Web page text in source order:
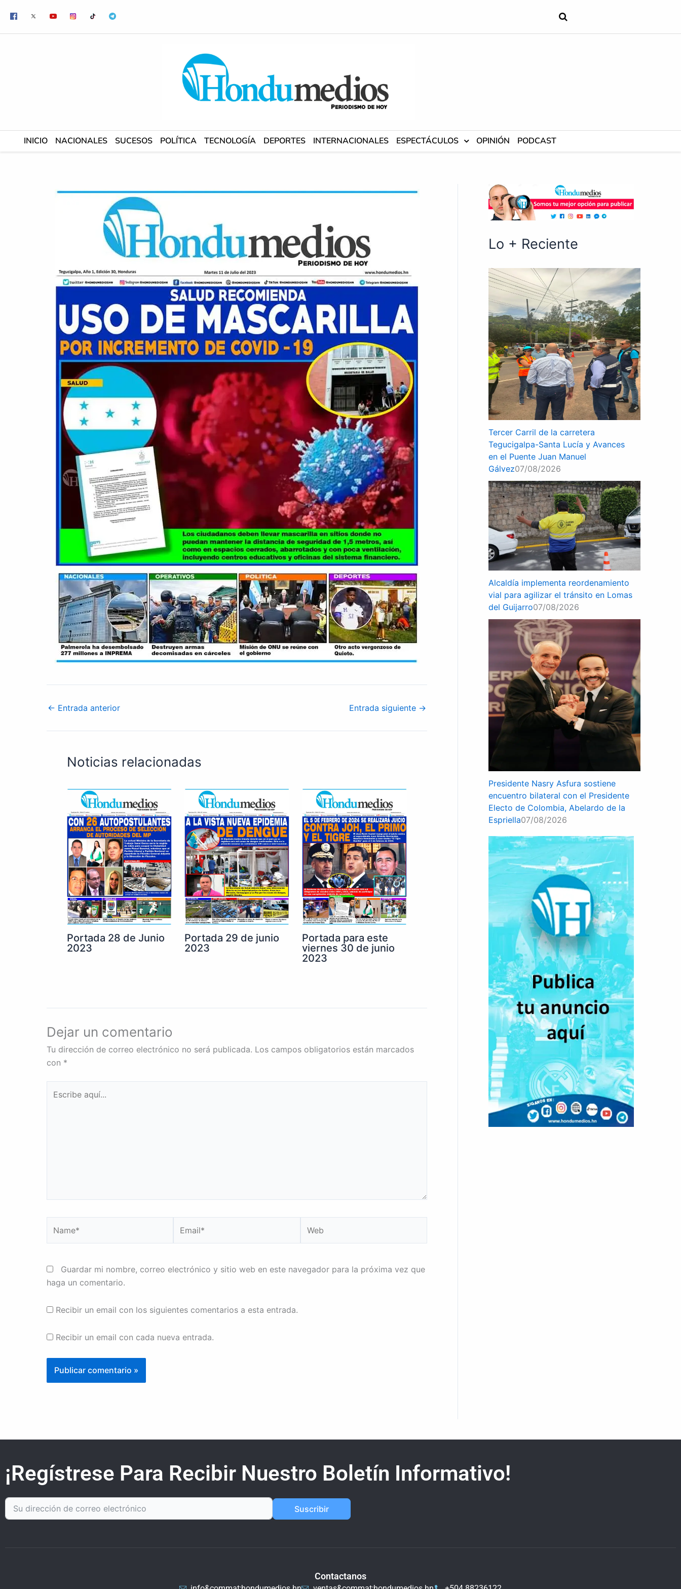
contenido
INICIO NACIONALES SUCESOS POLÍTICA TECNOLOGÍA DEPORTES INTERNACIONALES ESPECTÁCULOS OPINIÓN PODCAST
← Entrada anterior Entrada siguiente →
Noticias relacionadas
Portada 28 de Junio
2023
Portada 29 de junio
2023
Portada para este
viernes 30 de junio
2023
Dejar un comentario
Tu dirección de correo electrónico no será publicada. Los campos obligatorios están marcados
con *
aquí...
Guardar mi nombre, correo electrónico y sitio web en este navegador para la próxima vez que
haga un comentario.
Recibir un email con los siguientes comentarios a esta entrada.
Recibir un email con cada nueva entrada.
Lo + Reciente
Tercer Carril de la carretera
Tegucigalpa-Santa Lucía y Avances
en el Puente Juan Manuel
Gálvez07/08/2026
Alcaldía implementa reordenamiento
vial para agilizar el tránsito en Lomas
del Guijarro07/08/2026
Presidente Nasry Asfura sostiene
encuentro bilateral con el Presidente
Electo de Colombia, Abelardo de la
Espriella07/08/2026
¡Regístrese Para Recibir Nuestro Boletín Informativo!
Suscribir
Contactanos